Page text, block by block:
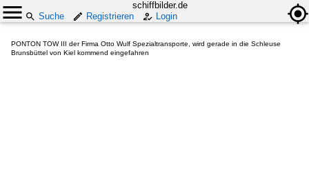
schiffbilder.de
Suche
Registrieren Login
PONTON TOW III der Firma Otto Wulf Spezialtransporte, wird gerade in die Schleuse
Brunsbüttel von Kiel kommend eingefahren